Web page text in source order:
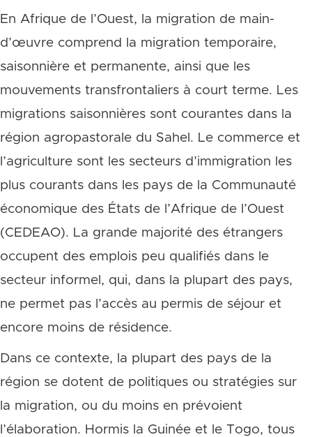
En Afrique de l’Ouest, la migration de main-
d’œuvre comprend la migration temporaire,
saisonnière et permanente, ainsi que les
mouvements transfrontaliers à court terme. Les
migrations saisonnières sont courantes dans la
région agropastorale du Sahel. Le commerce et
l’agriculture sont les secteurs d’immigration les
plus courants dans les pays de la Communauté
économique des États de l’Afrique de l’Ouest
(CEDEAO). La grande majorité des étrangers
occupent des emplois peu qualifiés dans le
secteur informel, qui, dans la plupart des pays,
ne permet pas l’accès au permis de séjour et
encore moins de résidence.
Dans ce contexte, la plupart des pays de la
région se dotent de politiques ou stratégies sur
la migration, ou du moins en prévoient
l’élaboration. Hormis la Guinée et le Togo, tous